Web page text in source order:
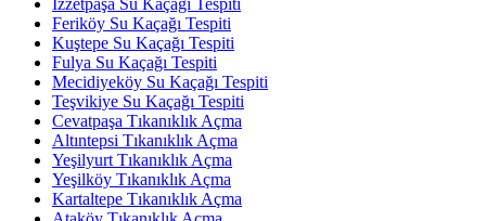
Feriköy Su Kaçağı Tespiti
Kuştepe Su Kaçağı Tespiti
Fulya Su Kaçağı Tespiti
Mecidiyeköy Su Kaçağı Tespiti
Teşvikiye Su Kaçağı Tespiti
Cevatpaşa Tıkanıklık Açma
Altıntepsi Tıkanıklık Açma
Yeşilyurt Tıkanıklık Açma
Yeşilköy Tıkanıklık Açma
Kartaltepe Tıkanıklık Açma